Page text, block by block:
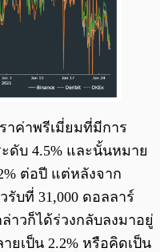
าค่าพรีเมี่ยมที่มีการ
ดับ 4.5% และนั้นหมาย
ต่อปี แต่หลังจาก
บที่ 31,000 ดอลลาร์
าวก็ได้ร่วงกลับลงมาอยู่
ยเป็น 2.2% หรือคิดเป็น